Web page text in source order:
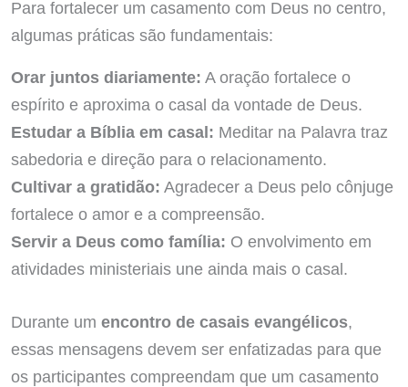
Para fortalecer um casamento com Deus no centro,
algumas práticas são fundamentais:
Orar juntos diariamente: A oração fortalece o
espírito e aproxima o casal da vontade de Deus.
Estudar a Bíblia em casal: Meditar na Palavra traz
sabedoria e direção para o relacionamento.
Cultivar a gratidão: Agradecer a Deus pelo cônjuge
fortalece o amor e a compreensão.
Servir a Deus como família: O envolvimento em
atividades ministeriais une ainda mais o casal.
Durante um encontro de casais evangélicos,
essas mensagens devem ser enfatizadas para que
os participantes compreendam que um casamento